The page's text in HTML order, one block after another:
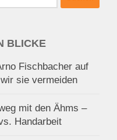
BLICKE
Fischbacher auf
sie vermeiden
mit den Ähms –
Handarbeit